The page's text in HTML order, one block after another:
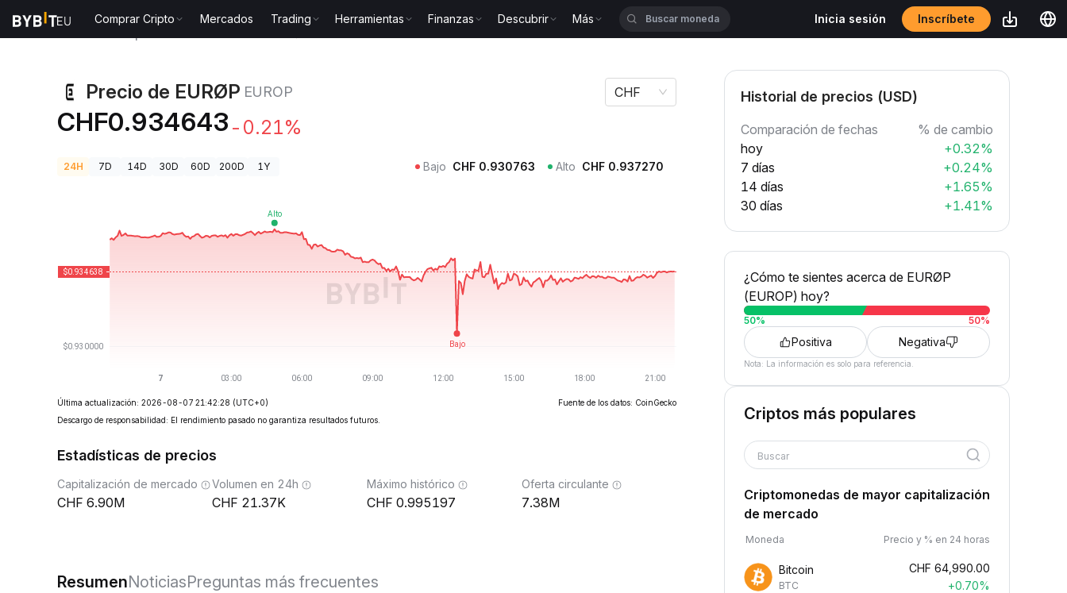
Comprar Cripto Mercados Trading Herramientas Finanzas Descubrir Más Inicia sesión Inscríbete
Precio de EURØP EUROP
CHF0.934643 -0.21%
CHF
24H 7D 14D 30D 60D 200D 1Y Bajo CHF 0.930763 Alto CHF 0.937270
Última actualización: 2026-08-07 21:42:28 (UTC+0)
Fuente de los datos: CoinGecko
Descargo de responsabilidad: El rendimiento pasado no garantiza resultados futuros.
Estadísticas de precios
Capitalización de mercado
6.90M
Volumen en 24h
21.37K
Máximo histórico
0.995197
Oferta circulante
7.38M
ResumenNoticiasPreguntas más frecuentes
Historial de precios (USD)
Comparación de fechas
% de cambio
hoy
+0.32%
7 días
+0.24%
14 días
+1.65%
30 días
+1.41%
¿Cómo te sientes acerca de EURØP
(EUROP) hoy?
50% 50%
Positiva Negativa
Nota: La información es solo para referencia.
Criptos más populares
Buscar
Criptomonedas de mayor capitalización
de mercado
Moneda Precio y % en 24 horas
Bitcoin
BTC
CHF 64,990.00
+0.70%